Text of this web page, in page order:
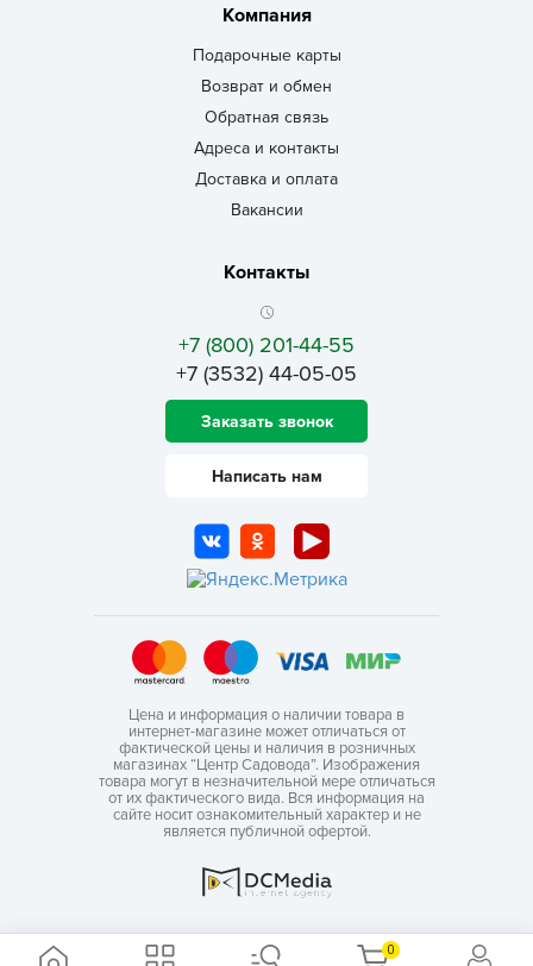
0
Компания
Подарочные карты
Возврат и обмен
Обратная связь
Адреса и контакты
Доставка и оплата
Вакансии
Контакты
+7 (800) 201-44-55
+7 (3532) 44-05-05
Заказать звонок
Написать нам
Цена и информация о наличии товара в
интернет-магазине может отличаться от
фактической цены и наличия в розничных
магазинах “Центр Садовода”. Изображения
товара могут в незначительной мере отличаться
от их фактического вида. Вся информация на
сайте носит ознакомительный характер и не
является публичной офертой.